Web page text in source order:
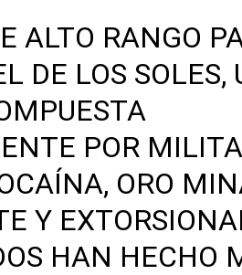
ALTO RANGO
DE LOS SOLES,
POR
ORO
Y
HAN HECHO